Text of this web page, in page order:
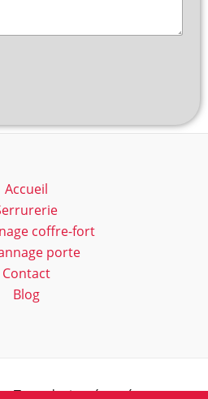
Accueil
coffre-fort
porte
Contact
Blog
- Tous droits réservés